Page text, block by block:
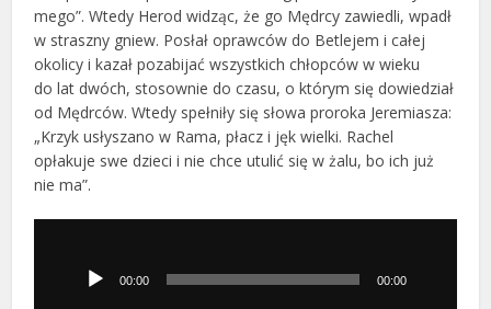
mego”. Wtedy Herod widząc, że go Mędrcy zawiedli, wpadł
w straszny gniew. Posłał oprawców do Betlejem i całej
okolicy i kazał pozabijać wszystkich chłopców w wieku
do lat dwóch, stosownie do czasu, o którym się dowiedział
od Mędrców. Wtedy spełniły się słowa proroka Jeremiasza:
„Krzyk usłyszano w Rama, płacz i jęk wielki. Rachel
opłakuje swe dzieci i nie chce utulić się w żalu, bo ich już
nie ma”.
dźwiękowych00:00 00:00